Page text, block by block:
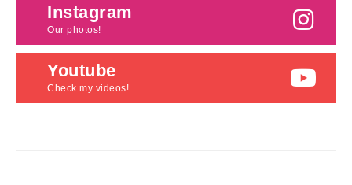
Instagram
Our photos!
Youtube
Check my videos!